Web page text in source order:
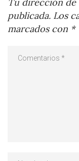
publicada. Los
marcados con *